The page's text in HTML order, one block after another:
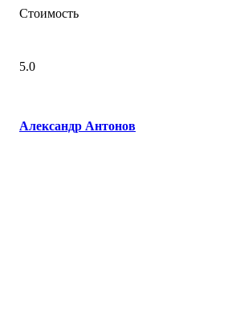
Стоимость
5.0
Александр Антонов